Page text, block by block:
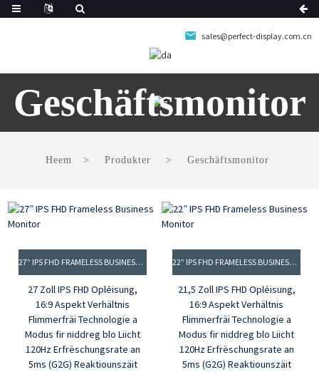
sales@perfect-display.com.cn
Geschäftsmonitor
Heem Produkter Geschäftsmonitor
27” IPS FHD FRAMELESS BUSINESS MONITOR
27 Zoll IPS FHD Opléisung,
16:9 Aspekt Verhältnis
Flimmerfräi Technologie a
Modus fir niddreg blo Liicht
120Hz Erfrëschungsrate an
5ms (G2G) Reaktiounszäit
22” IPS FHD FRAMELESS BUSINESS MONITOR
21,5 Zoll IPS FHD Opléisung,
16:9 Aspekt Verhältnis
Flimmerfräi Technologie a
Modus fir niddreg blo Liicht
120Hz Erfrëschungsrate an
5ms (G2G) Reaktiounszäit